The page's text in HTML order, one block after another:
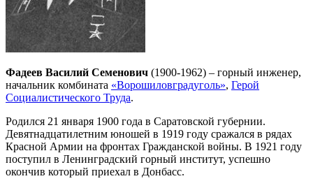
Фадеев Василий Семенович (1900-1962) – горный инженер,
начальник комбината «Ворошиловградуголь», Герой
Социалистического Труда.
Родился 21 января 1900 года в Саратовской губернии.
Девятнадцатилетним юношей в 1919 году сражался в рядах
Красной Армии на фронтах Гражданской войны. В 1921 году
поступил в Ленинградский горный институт, успешно
окончив который приехал в Донбасс.